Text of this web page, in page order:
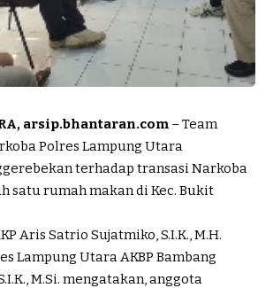
arsip.bhantaran.com – Team
Polres Lampung Utara
terhadap transasi Narkoba
satu rumah makan di Kec. Bukit
Aris Satrio Sujatmiko, S.I.K., M.H.
Lampung Utara AKBP Bambang
M.Si. mengatakan, anggota